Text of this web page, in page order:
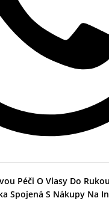
Péči O Vlasy Do
Spojená S Nákupy Na